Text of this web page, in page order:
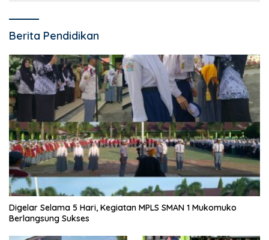
Berita Pendidikan
Digelar Selama 5 Hari, Kegiatan MPLS SMAN 1 Mukomuko
Berlangsung Sukses